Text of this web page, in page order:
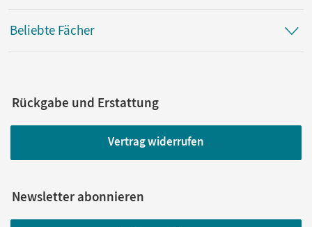
Beliebte Fächer
Rückgabe und Erstattung
Vertrag widerrufen
Newsletter abonnieren